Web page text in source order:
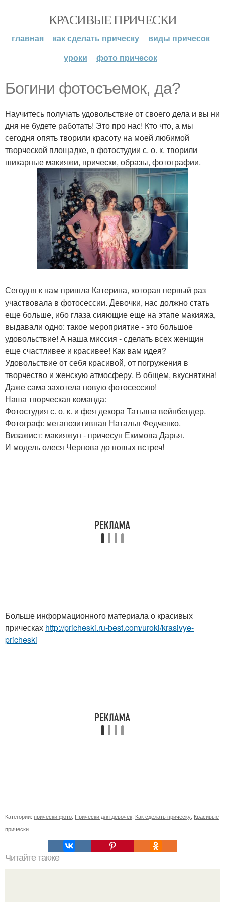
КРАСИВЫЕ ПРИЧЕСКИ
главная как сделать прическу
виды причесок
уроки
фото причесок
Богини фотосъемок, да?
Научитесь получать удовольствие от своего дела и вы ни
дня не будете работать! Это про нас! Кто что, а мы
сегодня опять творили красоту на моей любимой
творческой площадке, в фотостудии с. о. к. творили
шикарные макияжи, прически, образы, фотографии.
Сегодня к нам пришла Катерина, которая первый раз
участвовала в фотосессии. Девочки, нас должно стать
еще больше, ибо глаза сияющие еще на этапе макияжа,
выдавали одно: такое мероприятие - это большое
удовольствие! А наша миссия - сделать всех женщин
еще счастливее и красивее! Как вам идея?
Удовольствие от себя красивой, от погружения в
творчество и женскую атмосферу. В общем, вкуснятина!
Даже сама захотела новую фотосессию!
Наша творческая команда:
Фотостудия с. о. к. и фея декора Татьяна вейнбендер.
Фотограф: мегапозитивная Наталья Федченко.
Визажист: макияжун - причесун Екимова Дарья.
И модель олеся Чернова до новых встреч!
Больше информационного материала о красивых
прическах http://pricheski.ru-best.com/uroki/krasivye-
pricheski
Категории: прически фото, Прически для девочек, Как сделать прическу, Красивые
прически
Читайте также